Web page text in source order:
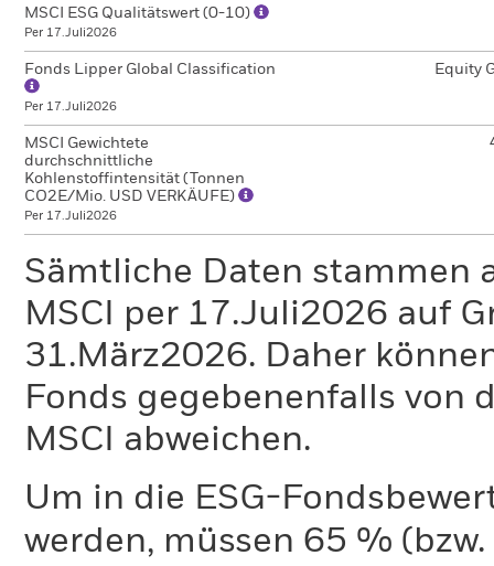
MSCI ESG Qualitätswert (0-10)
Per 17.Juli2026
Fonds Lipper Global Classification
Per 17.Juli2026
Equity
MSCI Gewichtete
durchschnittliche
Kohlenstoffintensität (Tonnen
CO2E/Mio. USD VERKÄUFE)
Per 17.Juli2026
Sämtliche Daten stammen
MSCI per 17.Juli2026 auf
31.März2026. Daher
Fonds gegebenenfalls von
MSCI abweichen.
Um in die ESG-
werden, müssen 65 %